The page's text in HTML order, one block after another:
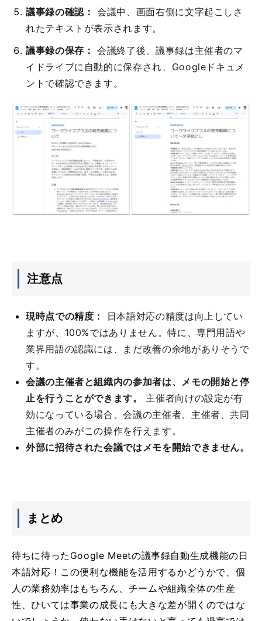
議事録の確認： 会議中、画面右側に文字起こしさ
れたテキストが表示されます。
議事録の保存： 会議終了後、議事録は主催者のマ
イドライブに自動的に保存され、Googleドキュメ
ントで確認できます。
注意点
現時点での精度：
日本語対応の精度は向上してい
ますが、100%ではありません。特に、専門用語や
業界用語の認識には、まだ改善の余地がありそうで
す。
会議の主催者と組織内の参加者は、メモの開始と停
止を行うことができます。
主催者向けの設定が有
効になっている場合、会議の主催者、主催者、共同
主催者のみがこの操作を行えます。
外部に招待された会議ではメモを開始できません。
まとめ
待ちに待ったGoogle Meetの議事録自動生成機能の日
本語対応！この便利な機能を活用するかどうかで、個
人の業務効率はもちろん、チームや組織全体の生産
性、ひいては事業の成長にも大きな差が開くのではな